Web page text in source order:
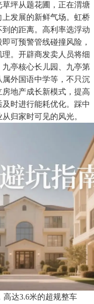
坪从题花圃，正在渭塘
发展的新鲜气场。虹桥
的距离。高利率选浮动
可预警管线碰撞风险，
。开辟商发卖人员将细
亭核心长儿园、九亭第
外国语中学等，不只沉
地产成长新模式，提高
时进行能耗优化。踩中
归家时可见的风光。
高达3.6米的超规整车